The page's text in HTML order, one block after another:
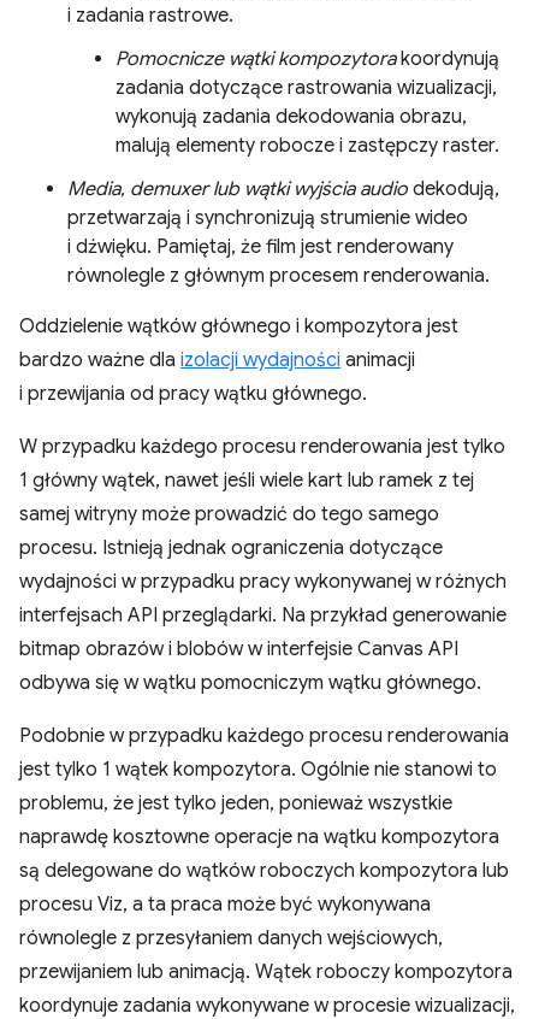
i zadania rastrowe.
Pomocnicze wątki kompozytorakoordynują
zadania dotyczące rastrowania wizualizacji,
wykonują zadania dekodowania obrazu,
malują elementy robocze i zastępczy raster.
Media, demuxer lub wątki wyjścia audio dekodują,
przetwarzają i synchronizują strumienie wideo
i dźwięku. Pamiętaj, że film jest renderowany
równolegle z głównym procesem renderowania.
Oddzielenie wątków głównego i kompozytora jest
bardzo ważne dla izolacji wydajności animacji
i przewijania od pracy wątku głównego.
W przypadku każdego procesu renderowania jest tylko
1 główny wątek, nawet jeśli wiele kart lub ramek z tej
samej witryny może prowadzić do tego samego
procesu. Istnieją jednak ograniczenia dotyczące
wydajności w przypadku pracy wykonywanej w różnych
interfejsach API przeglądarki. Na przykład generowanie
bitmap obrazów i blobów w interfejsie Canvas API
odbywa się w wątku pomocniczym wątku głównego.
Podobnie w przypadku każdego procesu renderowania
jest tylko 1 wątek kompozytora. Ogólnie nie stanowi to
problemu, że jest tylko jeden, ponieważ wszystkie
naprawdę kosztowne operacje na wątku kompozytora
są delegowane do wątków roboczych kompozytora lub
procesu Viz, a ta praca może być wykonywana
równolegle z przesyłaniem danych wejściowych,
przewijaniem lub animacją. Wątek roboczy kompozytora
koordynuje zadania wykonywane w procesie wizualizacji,